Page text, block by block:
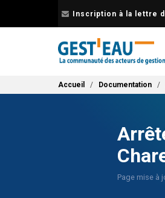
Inscription à la lettre
Fil d'Ariane
Accueil Documentation
Page mise à